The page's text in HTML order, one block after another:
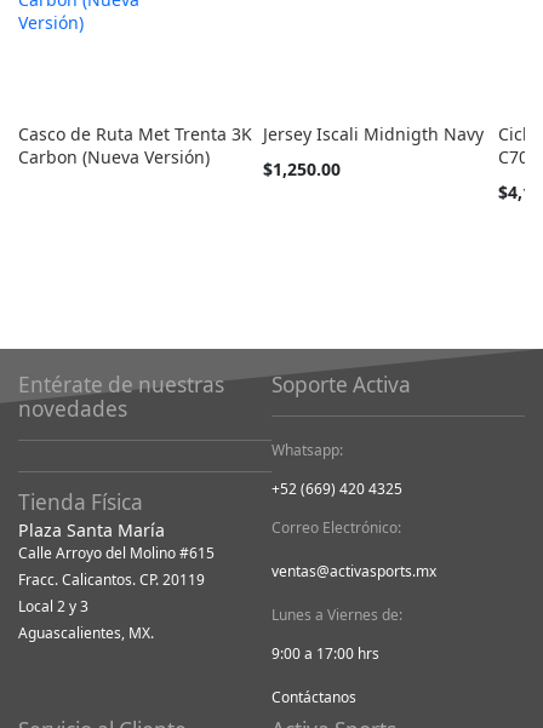
Casco de Ruta Met Trenta 3K
Carbon (Nueva Versión)
Jersey Iscali Midnigth Navy
Tan
$1,250.00
C706
Entérate de nuestras
novedades
Tienda Física
Plaza Santa María
Calle Arroyo del Molino #615
Fracc. Calicantos. CP. 20119
Local 2 y 3
Aguascalientes, MX.
Soporte Activa
Whatsapp:
+52 (669) 420 4325
Correo Electrónico:
ventas@activasports.mx
Lunes a Viernes de:
9:00 a 17:00 hrs
Contáctanos